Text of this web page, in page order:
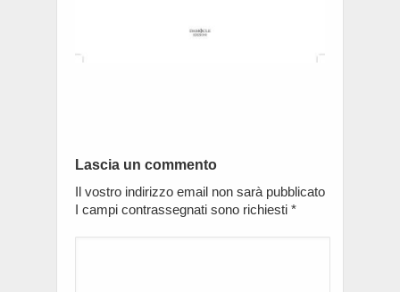
Lascia un commento
Il vostro indirizzo email non sarà pubblicato
I campi contrassegnati sono richiesti *